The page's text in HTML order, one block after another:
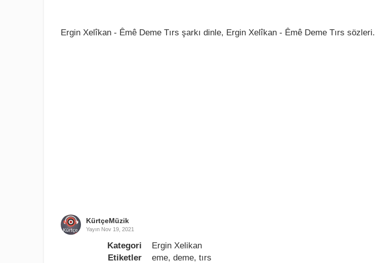
Ergin Xelîkan - Êmê Deme Tırs şarkı dinle, Ergin Xelîkan - Êmê Deme Tırs sözleri.
KürtçeMüzik
Yayın Nov 19, 2021
Kategori
Ergin Xelikan
Etiketler
eme, deme, tırs